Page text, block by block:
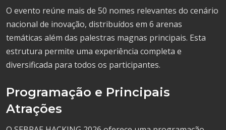
O evento reúne mais de 50 nomes relevantes do cenário
nacional de inovação, distribuídos em 6 arenas
temáticas além das palestras magnas principais. Esta
estrutura permite uma experiência completa e
diversificada para todos os participantes.
Programação e Principais
Atrações